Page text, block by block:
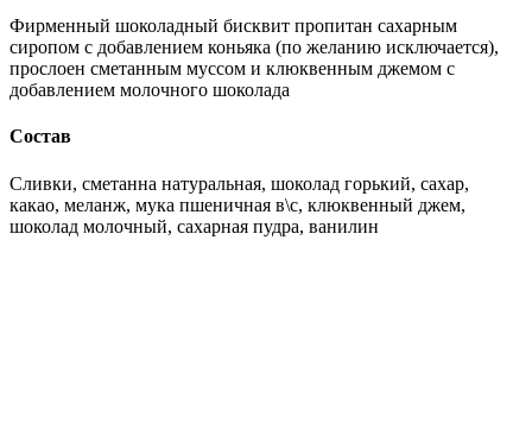
Фирменный шоколадный бисквит пропитан сахарным
сиропом с добавлением коньяка (по желанию исключается),
прослоен сметанным муссом и клюквенным джемом с
добавлением молочного шоколада
Состав
Сливки, сметанна натуральная, шоколад горький, сахар,
какао, меланж, мука пшеничная в\с, клюквенный джем,
шоколад молочный, сахарная пудра, ванилин